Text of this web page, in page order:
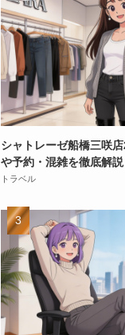
シャトレーゼ船橋三咲
や予約・混雑を徹底解説
トラベル